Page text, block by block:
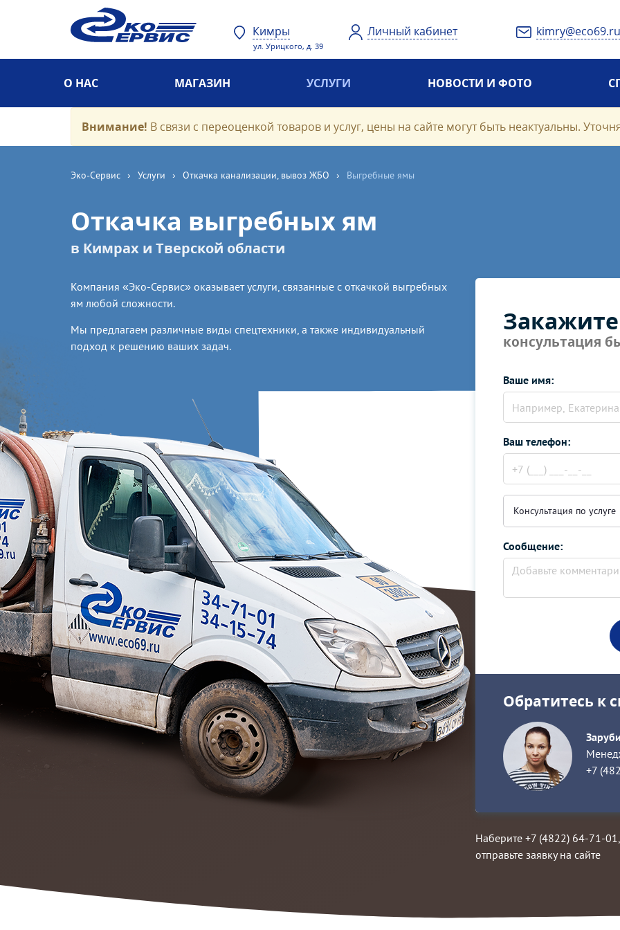
Кимры
ул. Урицкого, д. 39
Личный кабинет
О НАС МАГАЗИН УСЛУГИ НОВОСТИ И ФОТО
Внимание! В связи с переоценкой товаров и услуг, цены на сайте могут быть неактуальны.
Эко-Cервис › Услуги › Откачка канализации, вывоз ЖБО › Выгребные ямы
Откачка выгребных ям
в Кимрах и Тверской области
Компания «Эко-Сервис» оказывает услуги, связанные с откачкой выгребных
ям любой сложности.
Мы предлагаем различные виды спецтехники, а также индивидуальный
подход к решению ваших задач.
консультация
Ваше имя:
Ваш телефон:
Консультация по услуге
Сообщение:
Обратитесь к
+7
Наберите +7 (4822) 64-71-
отправьте заявку на сайте